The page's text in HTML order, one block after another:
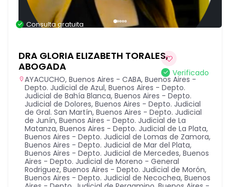
Consulta gratuita
DRA GLORIA ELIZABETH TORALES,
ABOGADA
AYACUCHO, Buenos Aires - CABA, Buenos Aires -
Depto. Judicial de Azul, Buenos Aires - Depto.
Judicial de Bahía Blanca, Buenos Aires - Depto.
Judicial de Dolores, Buenos Aires - Depto. Judicial
de Gral. San Martín, Buenos Aires - Depto. Judicial
de Junín, Buenos Aires - Depto. Judicial de La
Matanza, Buenos Aires - Depto. Judicial de La Plata,
Buenos Aires - Depto. Judicial de Lomas de Zamora,
Buenos Aires - Depto. Judicial de Mar del Plata,
Buenos Aires - Depto. Judicial de Mercedes, Buenos
Aires - Depto. Judicial de Moreno - General
Rodriguez, Buenos Aires - Depto. Judicial de Morón,
Buenos Aires - Depto. Judicial de Necochea, Buenos
Verificado